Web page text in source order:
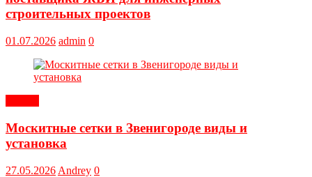
строительных проектов
01.07.2026 admin 0
Москитные сетки в Звенигороде виды и
установка
27.05.2026 Andrey 0